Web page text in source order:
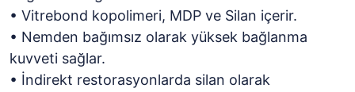
• Vitrebond kopolimeri, MDP ve Silan içerir.
• Nemden bağımsız olarak yüksek bağlanma
kuvveti sağlar.
• İndirekt restorasyonlarda silan olarak